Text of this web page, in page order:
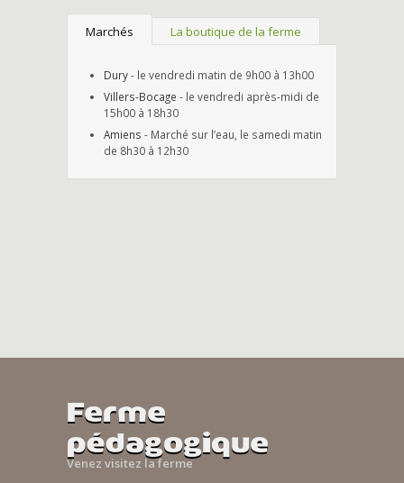
Marchés La boutique de la ferme
Dury- le vendredi matin de 9h00 à 13h00
Villers-Bocage - le vendredi après-midi de
15h00 à 18h30
Amiens - Marché sur l’eau, le samedi matin
de 8h30 à 12h30
Ferme
pédagogique
Venez visitez la ferme